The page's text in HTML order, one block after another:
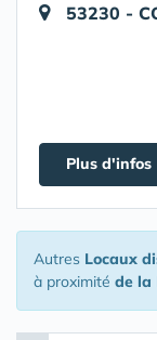
53230 -
Plus d'infos
Autres Locaux
à proximité de la